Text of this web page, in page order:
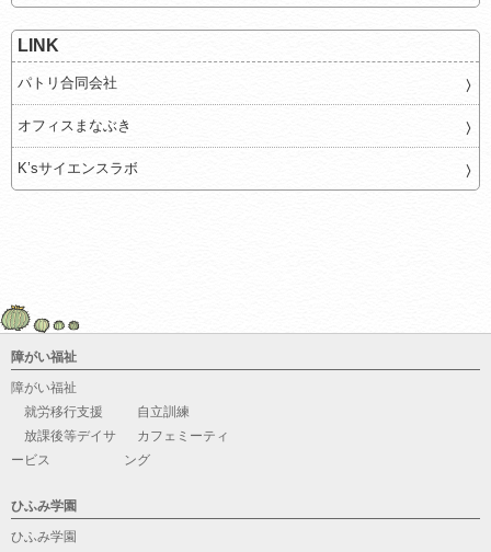
LINK
パトリ合同会社
オフィスまなぶき
K’sサイエンスラボ
障がい福祉
障がい福祉
就労移行支援
自立訓練
放課後等デイサ
ービス
カフェミーティ
ング
ひふみ学園
ひふみ学園